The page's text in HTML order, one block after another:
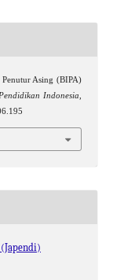
Asing (BIPA)
Indonesia